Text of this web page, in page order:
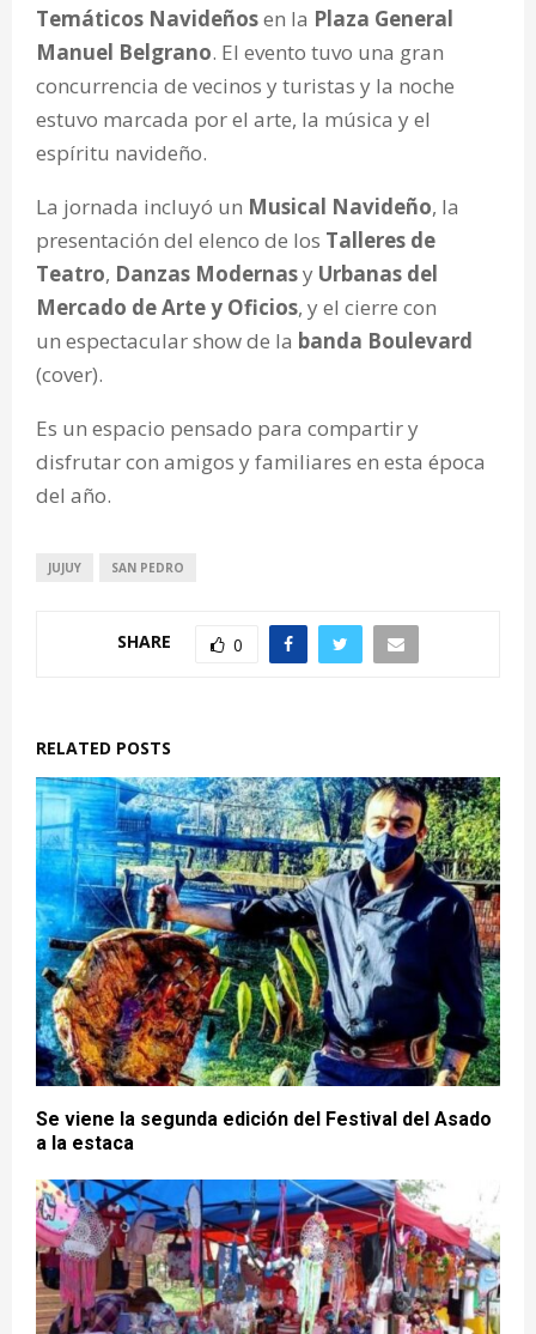
Temáticos Navideñosen la Plaza General
Manuel Belgrano. El evento tuvo una gran
concurrencia de vecinos y turistas y la noche
estuvo marcada por el arte, la música y el
espíritu navideño.
La jornada incluyó un Musical Navideño, la
presentación del elenco de los Talleres de
Teatro, Danzas Modernasy Urbanas del
Mercado de Arte y Oficios, y el cierre con
un espectacular show de la banda Boulevard
(cover).
Es un espacio pensado para compartir y
disfrutar con amigos y familiares en esta época
del año.
JUJUY SAN PEDRO
SHARE 0
RELATED POSTS
Se viene la segunda edición del Festival del Asado
a la estaca